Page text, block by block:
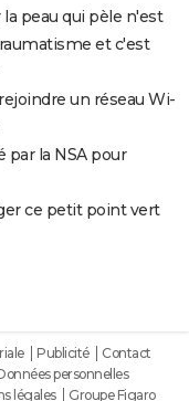
la peau qui pèle n'est
et c'est
un réseau Wi-
la NSA pour
ce petit point vert
Publicité
Contact
personnelles
légales Groupe Figaro